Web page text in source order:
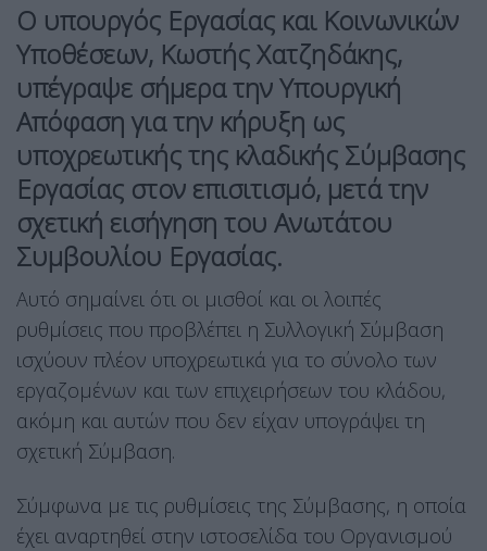
Ο υπουργός Εργασίας και Κοινωνικών
Υποθέσεων, Κωστής Χατζηδάκης,
υπέγραψε σήμερα την Υπουργική
Απόφαση για την κήρυξη ως
υποχρεωτικής της κλαδικής Σύμβασης
Εργασίας στον επισιτισμό, μετά την
σχετική εισήγηση του Ανωτάτου
Συμβουλίου Εργασίας.
Αυτό σημαίνει ότι οι μισθοί και οι λοιπές
ρυθμίσεις που προβλέπει η Συλλογική Σύμβαση
ισχύουν πλέον υποχρεωτικά για το σύνολο των
εργαζομένων και των επιχειρήσεων του κλάδου,
ακόμη και αυτών που δεν είχαν υπογράψει τη
σχετική Σύμβαση.
Σύμφωνα με τις ρυθμίσεις της Σύμβασης, η οποία
έχει αναρτηθεί στην ιστοσελίδα του Οργανισμού